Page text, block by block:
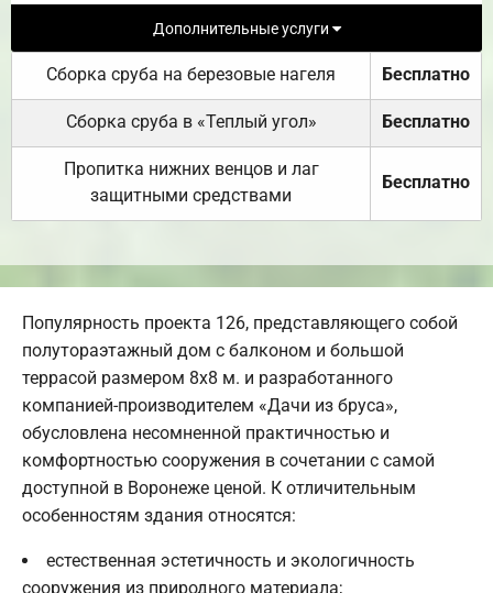
Дополнительные услуги
Сборка сруба на березовые нагеля Бесплатно
Сборка сруба в «Теплый угол» Бесплатно
Пропитка нижних венцов и лаг
защитными средствами
Бесплатно
Популярность проекта 126, представляющего собой
полутораэтажный дом с балконом и большой
террасой размером 8х8 м. и разработанного
компанией-производителем «Дачи из бруса»,
обусловлена несомненной практичностью и
комфортностью сооружения в сочетании с самой
доступной в Воронеже ценой. К отличительным
особенностям здания относятся:
естественная эстетичность и экологичность
сооружения из природного материала;